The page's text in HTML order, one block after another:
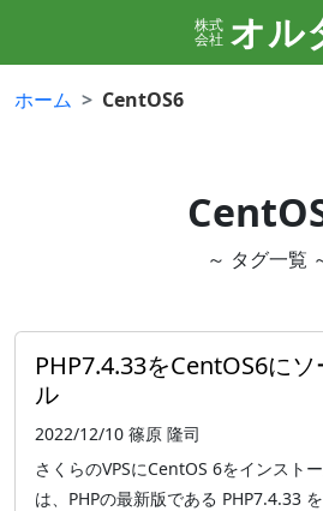
株式
会社 オル
ホーム CentOS6
～ タグ一覧
PHP7.4.33をCentOS6に
ル
2022/12/10 篠原 隆司
さくらのVPSにCentOS 6をインスト
は、PHPの最新版である PHP7.4.33